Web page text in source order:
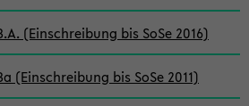
(Einschreibung bis SoSe 2016)
(Einschreibung bis SoSe 2011)